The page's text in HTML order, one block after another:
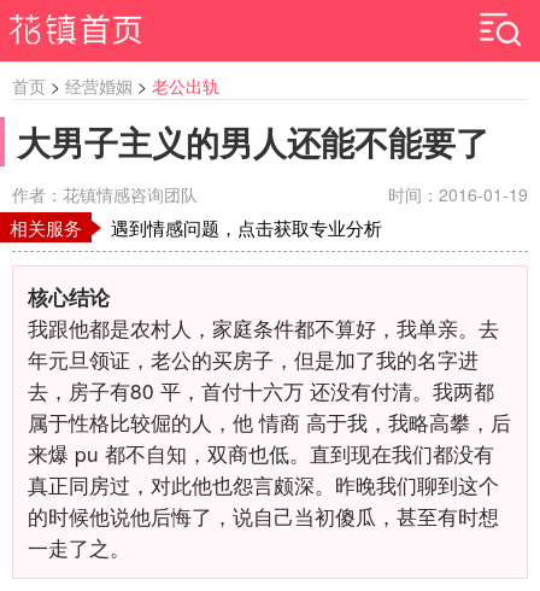
首页 > 经营婚姻 > 老公出轨
大男子主义的男人还能不能要了
作者：花镇情感咨询团队 时间：2016-01-19
相关服务 遇到情感问题，点击获取专业分析
核心结论
我跟他都是农村人，家庭条件都不算好，我单亲。去
年元旦领证，老公的买房子，但是加了我的名字进
去，房子有80 平，首付十六万 还没有付清。我两都
属于性格比较倔的人，他 情商 高于我，我略高攀，后
来爆 pu 都不自知，双商也低。直到现在我们都没有
真正同房过，对此他也怨言颇深。昨晚我们聊到这个
的时候他说他后悔了，说自己当初傻瓜，甚至有时想
一走了之。